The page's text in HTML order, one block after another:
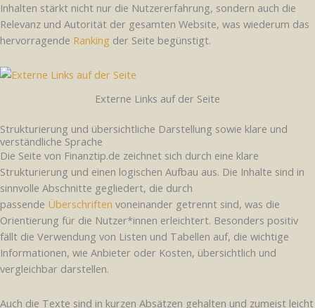
Inhalten stärkt nicht nur die Nutzererfahrung, sondern auch die
Relevanz und Autorität der gesamten Website, was wiederum das
hervorragende Ranking der Seite begünstigt.
Externe Links auf der Seite
Strukturierung und übersichtliche Darstellung sowie klare und
verständliche Sprache
Die Seite von Finanztip.de zeichnet sich durch eine klare
Strukturierung und einen logischen Aufbau aus. Die Inhalte sind in
sinnvolle Abschnitte gegliedert, die durch
passende Überschriften voneinander getrennt sind, was die
Orientierung für die Nutzer*innen erleichtert. Besonders positiv
fällt die Verwendung von Listen und Tabellen auf, die wichtige
Informationen, wie Anbieter oder Kosten, übersichtlich und
vergleichbar darstellen.
Auch die Texte sind in kurzen Absätzen gehalten und zumeist leicht